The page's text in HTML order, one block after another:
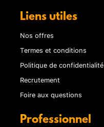
Liens utiles
Nos offres
Termes et conditions
Politique de confidentialité
Recrutement
Foire aux questions
Professionnel